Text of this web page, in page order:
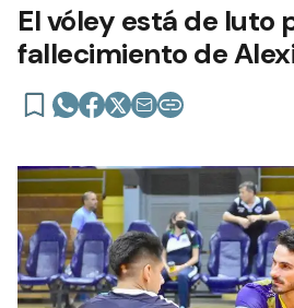
El vóley está de luto
fallecimiento de